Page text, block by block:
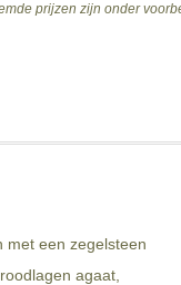
prijzen zijn onder
met een zegelsteen
agaat,